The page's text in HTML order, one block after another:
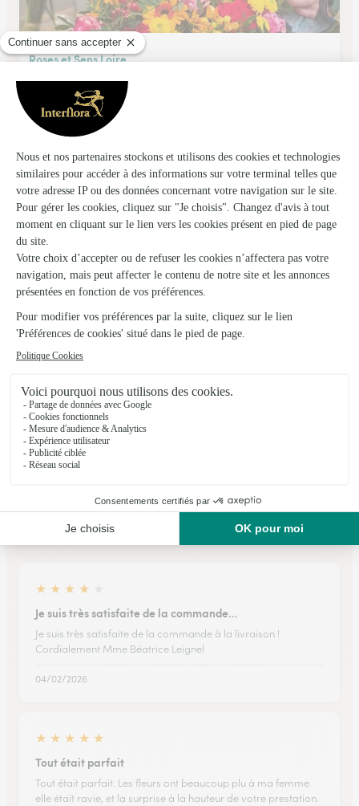
Roses et Sens Loire
★ ★4.2 (164)
12-14, rue du Maréchal de Lattre de Tassigny
Voir la boutique
Roses et Sens Medicis
★★★★★3.7 (88)
Voir la boutique
Ils ont fait livrer des fleurs ou une plante à
Vernou-en-Sologne
★ ★ ★ ★
Je suis très satisfaite de la commande…
Je suis très satisfaite de la commande à la livraison !
Cordialement Mme Béatrice Leignel
04/02/2026
★ ★ ★ ★ ★
Tout était parfait
Tout était parfait. Les fleurs ont beaucoup plu à ma femme
elle était ravie, et la surprise à la hauteur de votre prestation.